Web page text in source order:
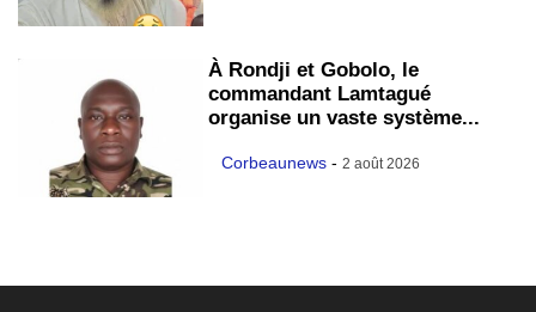
À Rondji et Gobolo, le
commandant Lamtagué
organise un vaste système...
Corbeaunews - 2 août 2026